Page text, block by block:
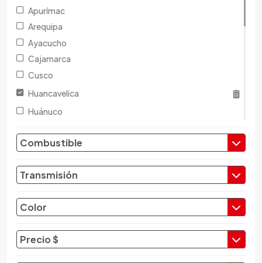
Apurímac
Arequipa
Ayacucho
Cajamarca
Cusco
Huancavelica
Huánuco
Junín
Lambayeque
Loreto
Moquegua
Combustible
Transmisión
Color
Precio $